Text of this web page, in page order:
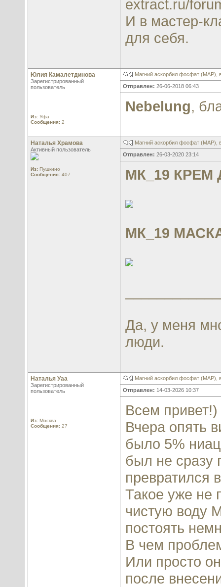
extract.ru/
И в мастер-
для себя.
Юлия Камалетдинова
Зарегистрированный
пользователь
Из: Уфа
Сообщения: 2
Магний аскорбил фосфат (МАР),
Отправлен: 26-06-2018 06:43
Nebelung,
Наталья Храмова
Активный пользователь
Из: Пушкино
Сообщения: 407
Магний аскорбил фосфат (МАР),
Отправлен: 26-03-2020 23:14
МК_19
МК_19
Да, у меня
люди.
Наталья Уаа
Зарегистрированный
пользователь
Из: Москва
Сообщения: 27
Магний аскорбил фосфат (МАР),
Отправлен: 14-03-2026 10:37
Всем привет!)
Вчера опять
было 5%
был не сразу
превратился
Такое уже не
чистую воду
постоять
В чем
Или просто
после